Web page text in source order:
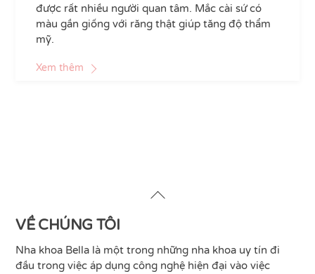
được rất nhiều người quan tâm. Mắc cài sứ có
màu gần giống với răng thật giúp tăng độ thẩm
mỹ.
Xem thêm
Back
VỀ CHÚNG TÔI
Nha khoa Bella là một trong những nha khoa uy tín đi
đầu trong việc áp dụng công nghệ hiện đại vào việc